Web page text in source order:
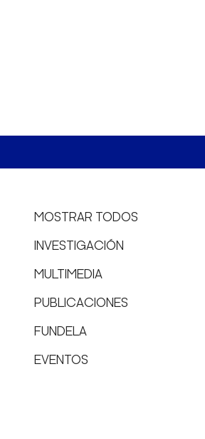
MOSTRAR TODOS
INVESTIGACIÓN
MULTIMEDIA
PUBLICACIONES
FUNDELA
EVENTOS